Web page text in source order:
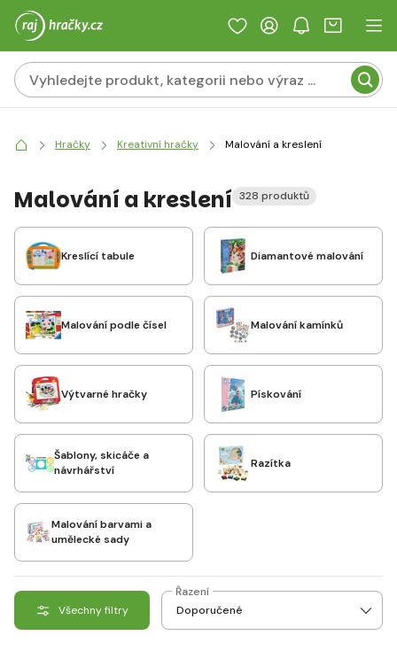
Hračky Kreativní hračky Malování a kreslení
Malování a kreslení 328 produktů
Kreslící tabule Diamantové malování
Malování podle čísel Malování kamínků
Výtvarné hračky Pískování
Šablony, skicáče a
návrhářství
Razítka
Malování barvami a
umělecké sady
Všechny filtry
Řazení